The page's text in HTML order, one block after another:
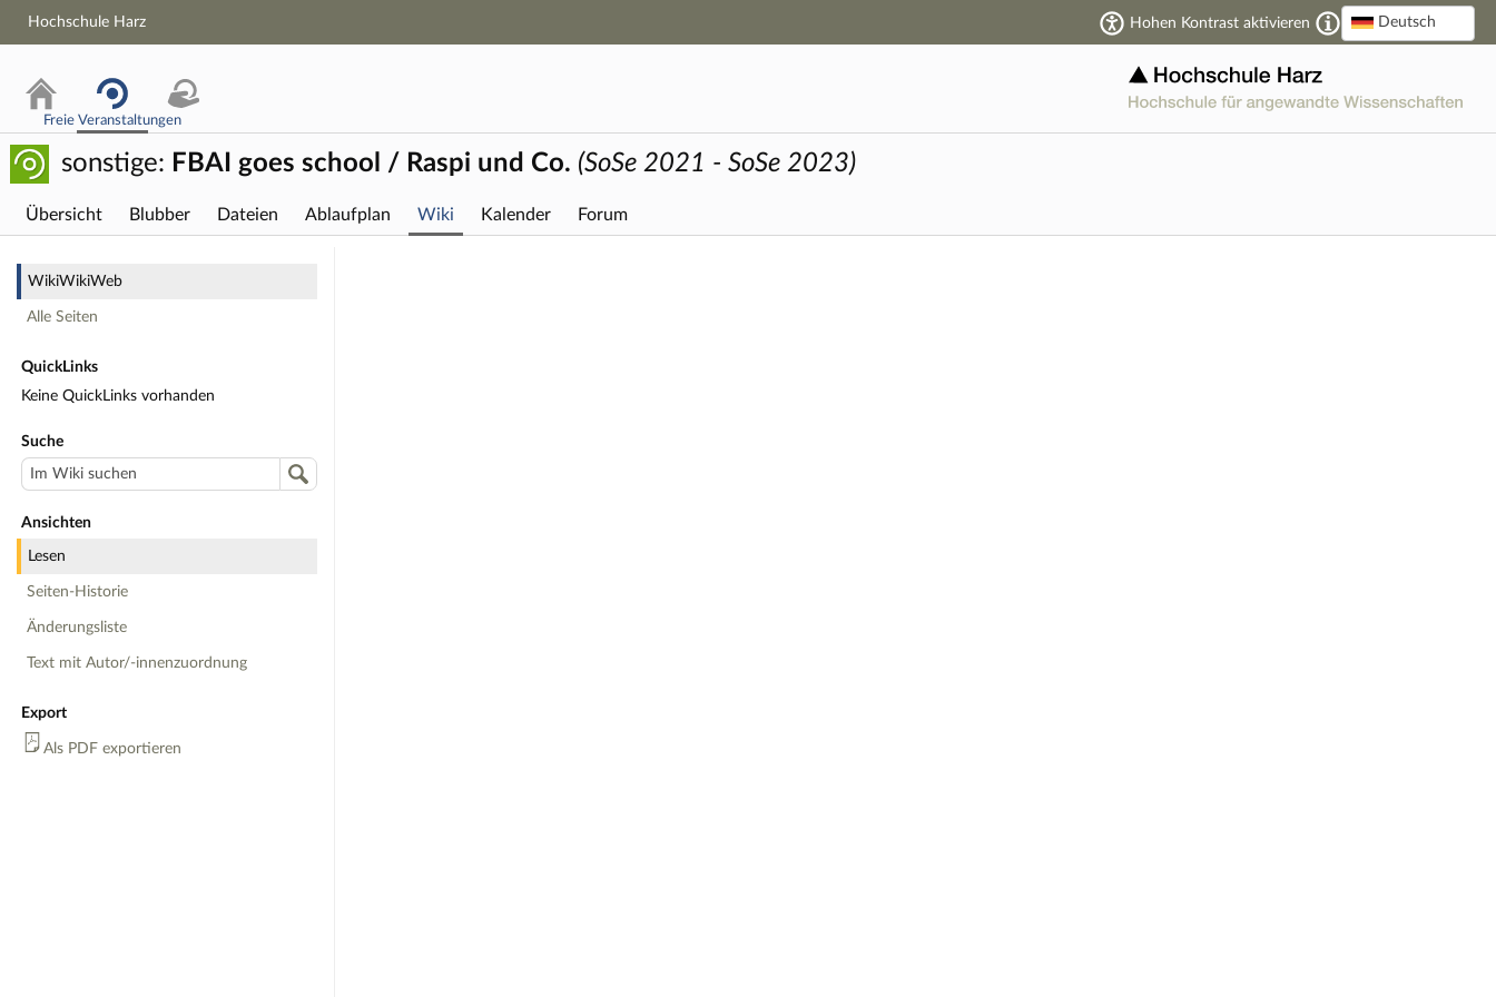
Hauptnavigation
Fußzeile
Hochschule Harz Hohen Kontrast aktivieren Deutsch
Freie Veranstaltungen
sonstige: FBAI goes school / Raspi und Co. (SoSe 2021 - SoSe 2023)
Übersicht Blubber Dateien Ablaufplan Wiki Kalender Forum
WikiWikiWeb
Alle Seiten
QuickLinks
Keine QuickLinks vorhanden
Suche
Im Wiki suchen
Ansichten
Lesen
Seiten-Historie
Änderungsliste
Text mit Autor/-innenzuordnung
Export
Als PDF exportieren